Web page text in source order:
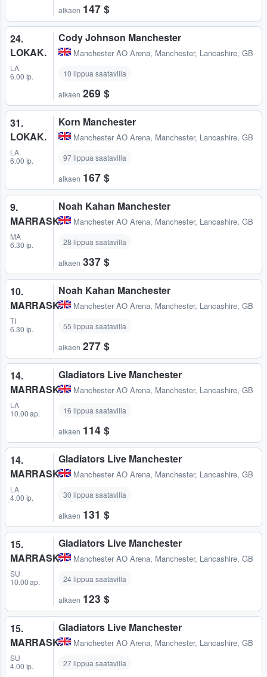
alkaen 147 $
24.
LOKAK.
LA
6.00 ip.
Cody Johnson Manchester
Manchester AO Arena, Manchester, Lancashire, GB
10 lippua saatavilla
alkaen 269 $
31.
LOKAK.
LA
6.00 ip.
Korn Manchester
Manchester AO Arena, Manchester, Lancashire, GB
97 lippua saatavilla
alkaen 167 $
9.
MARRASK.
MA
6.30 ip.
Noah Kahan Manchester
Manchester AO Arena, Manchester, Lancashire, GB
28 lippua saatavilla
alkaen 337 $
10.
MARRASK.
TI
6.30 ip.
Noah Kahan Manchester
Manchester AO Arena, Manchester, Lancashire, GB
55 lippua saatavilla
alkaen 277 $
14.
MARRASK.
LA
10.00 ap.
Gladiators Live Manchester
Manchester AO Arena, Manchester, Lancashire, GB
16 lippua saatavilla
alkaen 114 $
14.
MARRASK.
LA
4.00 ip.
Gladiators Live Manchester
Manchester AO Arena, Manchester, Lancashire, GB
30 lippua saatavilla
alkaen 131 $
15.
MARRASK.
SU
10.00 ap.
Gladiators Live Manchester
Manchester AO Arena, Manchester, Lancashire, GB
24 lippua saatavilla
alkaen 123 $
15.
MARRASK.
SU
4.00 ip.
Gladiators Live Manchester
Manchester AO Arena, Manchester, Lancashire, GB
27 lippua saatavilla